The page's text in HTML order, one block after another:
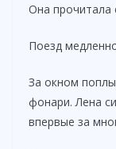
Она прочитала
Поезд
За окном
фонари. Лена
впервые за